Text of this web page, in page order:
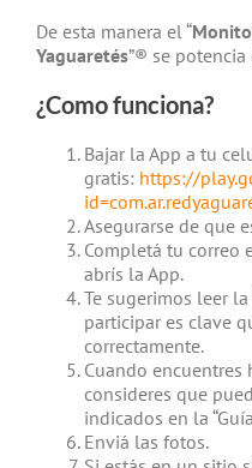
De esta manera el “
Yaguaretés”® se
¿Como funciona?
Bajar la App a tu
gratis: https://
Asegurarse de que
Completá tu correo
abrís la App.
Te sugerimos leer la
participar es clave
correctamente.
Cuando encuentres
consideres que
indicados en la
Enviá las fotos.